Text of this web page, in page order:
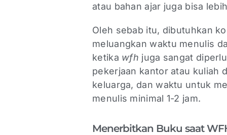
atau bahan ajar juga bisa
Oleh sebab itu, dibutuhkan
meluangkan waktu menulis
ketika wfh juga sangat
pekerjaan kantor atau kuliah
keluarga, dan waktu untuk
menulis minimal 1-2 jam.
Menerbitkan Buku saat